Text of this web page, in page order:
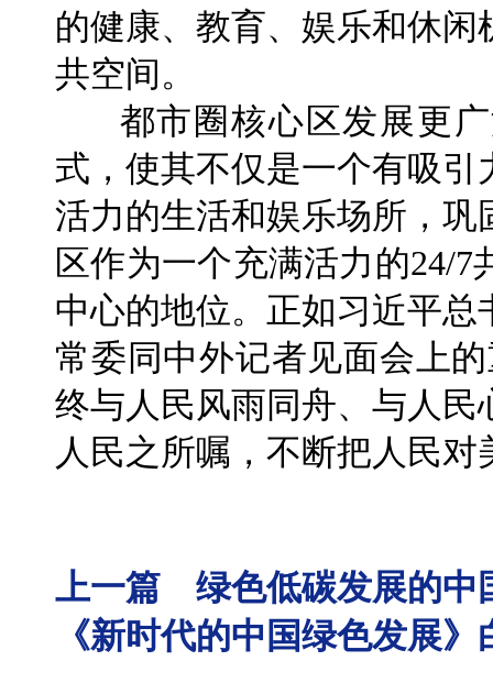
的健康、教育、娱乐和休
共空间。
都市圈核心区发展更广
式，使其不仅是一个有吸
活力的生活和娱乐场所，
区作为一个充满活力的24/
中心的地位。正如习近平
常委同中外记者见面会上
终与人民风雨同舟、与人
人民之所嘱，不断把人民
上一篇 绿色低碳发展的
《新时代的中国绿色发展》